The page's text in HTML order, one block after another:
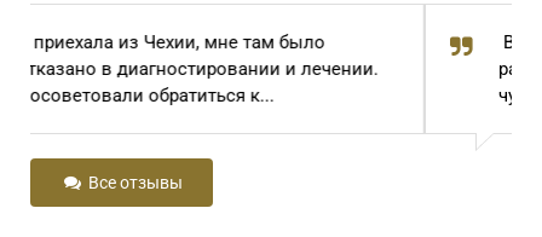
В автобусе случайно услышала
разговор двух пожилых женщин. Одна,
чуть не плача, говорила: « И...
Все отзывы